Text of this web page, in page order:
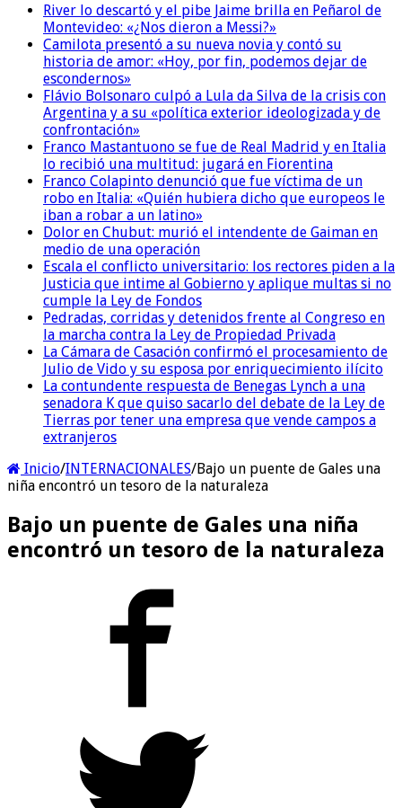
River lo descartó y el pibe Jaime brilla en Peñarol de
Montevideo: «¿Nos dieron a Messi?»
Camilota presentó a su nueva novia y contó su
historia de amor: «Hoy, por fin, podemos dejar de
escondernos»
Flávio Bolsonaro culpó a Lula da Silva de la crisis con
Argentina y a su «política exterior ideologizada y de
confrontación»
Franco Mastantuono se fue de Real Madrid y en Italia
lo recibió una multitud: jugará en Fiorentina
Franco Colapinto denunció que fue víctima de un
robo en Italia: «Quién hubiera dicho que europeos le
iban a robar a un latino»
Dolor en Chubut: murió el intendente de Gaiman en
medio de una operación
Escala el conflicto universitario: los rectores piden a la
Justicia que intime al Gobierno y aplique multas si no
cumple la Ley de Fondos
Pedradas, corridas y detenidos frente al Congreso en
la marcha contra la Ley de Propiedad Privada
La Cámara de Casación confirmó el procesamiento de
Julio de Vido y su esposa por enriquecimiento ilícito
La contundente respuesta de Benegas Lynch a una
senadora K que quiso sacarlo del debate de la Ley de
Tierras por tener una empresa que vende campos a
extranjeros
Inicio/INTERNACIONALES/Bajo un puente de Gales una
niña encontró un tesoro de la naturaleza
Bajo un puente de Gales una niña
encontró un tesoro de la naturaleza